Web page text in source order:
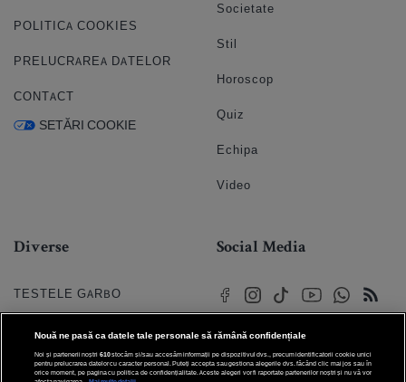
POLITICA COOKIES
PRELUCRAREA DATELOR
CONTACT
SETĂRI COOKIE
Societate
Stil
Horoscop
Quiz
Echipa
Video
Diverse
TESTELE GARBO
HOROSCOP
HOROSCOPUL IUBIRII
Social Media
Nouă ne pasă ca datele tale personale să rămână confidențiale
Noi și partenerii noștri 610stocăm și/sau accesăm informații pe dispozitivul dvs., precum identificatorii cookie unici
pentru prelucrarea datelor cu caracter personal. Puteți accepta sau gestiona alegerile dvs. făcând clic mai jos sau în
orice moment, pe pagina cu politica de confidențialitate. Aceste alegeri vor fi raportate partenerilor noștri și nu vă vor